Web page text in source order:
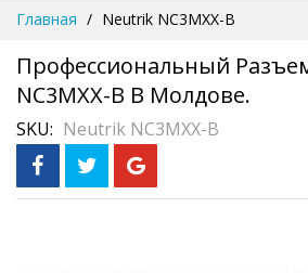
Content
Главная Neutrik NC3MXX-B
Профессиональный
NC3MXX-B В Молдове.
SKU Neutrik NC3MXX-B